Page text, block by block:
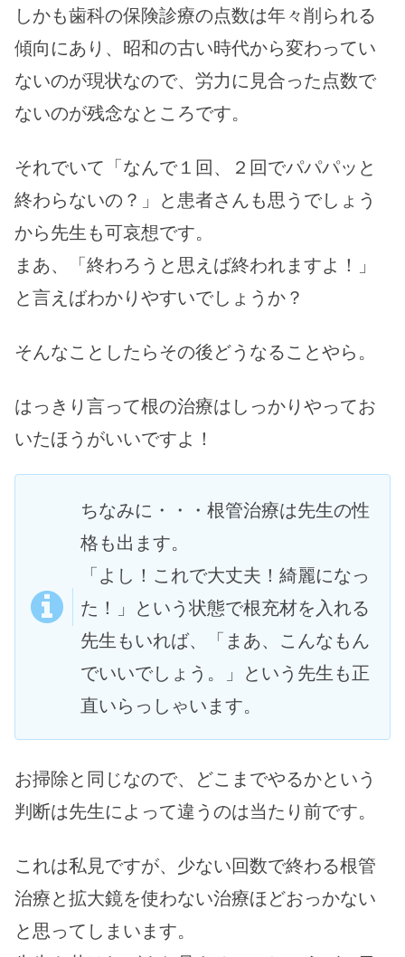
しかも歯科の保険診療の点数は年々削られる
傾向にあり、昭和の古い時代から変わってい
ないのが現状なので、労力に見合った点数で
ないのが残念なところです。
それでいて「なんで１回、２回でパパパッと
終わらないの？」と患者さんも思うでしょう
から先生も可哀想です。
まあ、「終わろうと思えば終われますよ！」
と言えばわかりやすいでしょうか？
そんなことしたらその後どうなることやら。
はっきり言って根の治療はしっかりやってお
いたほうがいいですよ！
ちなみに・・・根管治療は先生の性
格も出ます。
「よし！これで大丈夫！綺麗になっ
た！」という状態で根充材を入れる
先生もいれば、「まあ、こんなもん
でいいでしょう。」という先生も正
直いらっしゃいます。
お掃除と同じなので、どこまでやるかという
判断は先生によって違うのは当たり前です。
これは私見ですが、少ない回数で終わる根管
治療と拡大鏡を使わない治療ほどおっかない
と思ってしまいます。